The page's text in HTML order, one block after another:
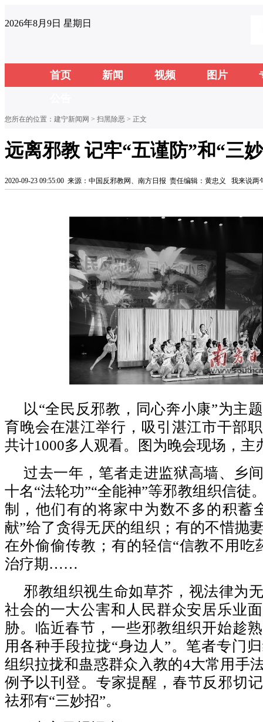
2026年8月9日 星期日
首页 新闻 视频 图片
您所在的位置： 建宁新闻网 > 扫黑除恶 > 正文
远离邪教 记牢“五谨防”和“三
2020-09-23 09:55:00 来源：中国反邪教网、南方日报 责任编辑：黄忠义 我来说两
以“全民反邪教，同心奔小康”为主
育晚会在湛江举行，吸引湛江市干部
共计1000多人观看。图为晚会现场，主
过去一年，笔者走进监狱高墙、乡
十名“法轮功”“全能神”等邪教组织信徒
制，他们有的将家中为数不多的积蓄
献”给了贪得无厌的组织；有的不惜抛
在外偷偷传教；有的轻信“信教不用吃
治疗期……
邪教组织视生命如草芥，视法律为
社会的一大公害和人民群众安居乐业
胁。临近春节，一些邪教组织开始趁
用各种手段拉拢“身边人”。笔者专门
组织拉拢和蛊惑群众入教的4大常用手
例予以刊登。专家提醒，春节反邪切
祛邪有“三妙招”。